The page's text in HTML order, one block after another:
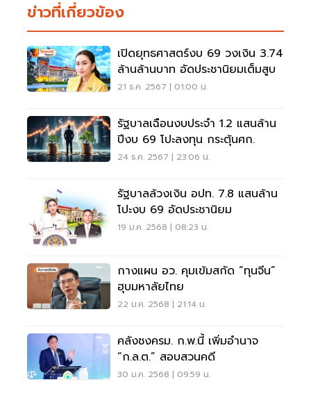
ข่าวที่เกี่ยวข้อง
เปิดยุทธศาสตร์งบ 69 วงเงิน 3.74
ล้านล้านบาท อัดประชานิยมเต็มสูบ
21 ธ.ค. 2567 | 01:00 น.
รัฐบาลเฉือนงบประจำ 1.2 แสนล้าน
ปีงบ 69 โปะลงทุน กระตุ้นศก.
24 ธ.ค. 2567 | 23:06 น.
รัฐบาลล้วงเงิน อปท. 7.8 แสนล้าน
โปะงบ 69 อัดประชานิยม
19 ม.ค. 2568 | 08:23 น.
กางแผน อว. คุมเข้มสกัด “ทุนจีน”
ฮุบมหาลัยไทย
22 ม.ค. 2568 | 21:14 น.
คลังชงครม. ก.พ.นี้ เพิ่มอำนาจ
“ก.ล.ต.” สอบสวนคดี
30 ม.ค. 2568 | 09:59 น.